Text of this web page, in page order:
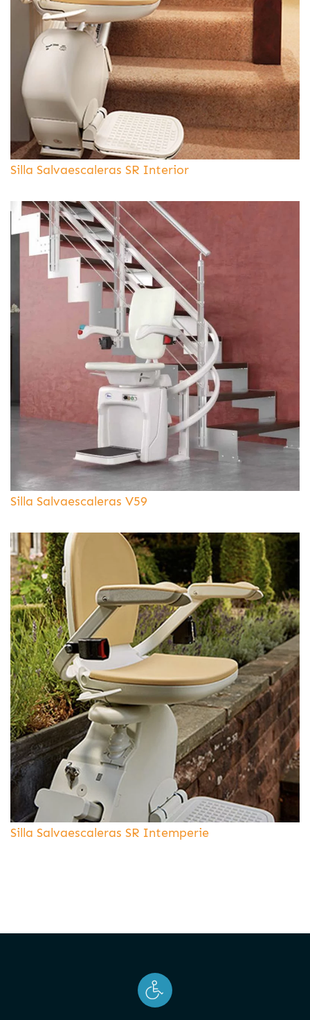
Silla Salvaescaleras SR Interior
Silla Salvaescaleras V59
Silla Salvaescaleras SR Intemperie